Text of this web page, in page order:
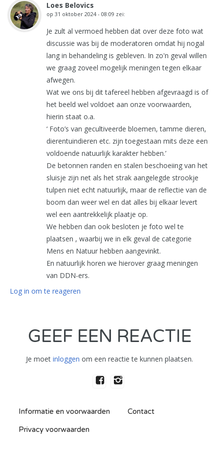
Loes Belovics
op 31 oktober 2024 - 08:09 zei:
Je zult al vermoed hebben dat over deze foto wat
discussie was bij de moderatoren omdat hij nogal
lang in behandeling is gebleven. In zo'n geval willen
we graag zoveel mogelijk meningen tegen elkaar
afwegen.
Wat we ons bij dit tafereel hebben afgevraagd is of
het beeld wel voldoet aan onze voorwaarden,
hierin staat o.a.
‘ Foto’s van gecultiveerde bloemen, tamme dieren,
dierentuindieren etc. zijn toegestaan mits deze een
voldoende natuurlijk karakter hebben.’
De betonnen randen en stalen beschoeiing van het
sluisje zijn net als het strak aangelegde strookje
tulpen niet echt natuurlijk, maar de reflectie van de
boom dan weer wel en dat alles bij elkaar levert
wel een aantrekkelijk plaatje op.
We hebben dan ook besloten je foto wel te
plaatsen , waarbij we in elk geval de categorie
Mens en Natuur hebben aangevinkt.
En natuurlijk horen we hierover graag meningen
van DDN-ers.
Log in om te reageren
GEEF EEN REACTIE
Je moet inloggen om een reactie te kunnen plaatsen.
Informatie en voorwaarden Contact
Privacy voorwaarden